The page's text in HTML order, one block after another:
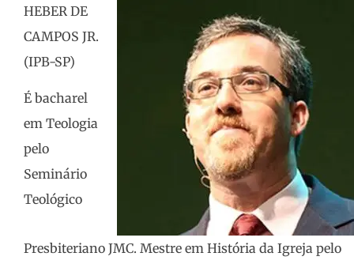
HEBER DE
CAMPOS JR.
(IPB-SP)
É bacharel
em Teologia
pelo
Seminário
Teológico
Presbiteriano JMC. Mestre em História da Igreja pelo